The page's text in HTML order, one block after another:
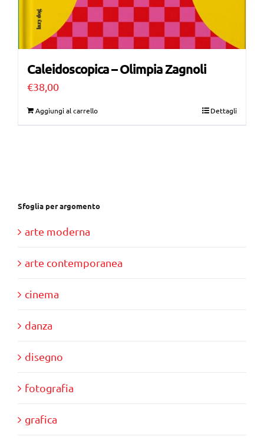
Caleidoscopica – Olimpia Zagnoli
€38,00
Aggiungi al carrello Dettagli
Sfoglia per argomento
arte moderna
arte contemporanea
cinema
danza
disegno
fotografia
grafica